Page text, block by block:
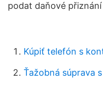
podat daňové přiznání
Kúpiť telefón s
Ťažobná súprava